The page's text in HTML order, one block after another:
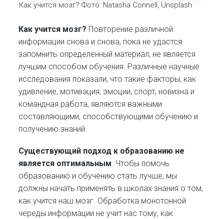
Как учится мозг? Фото: Natasha Connell, Unsplash
Как учится мозг? Повторение различной
информации снова и снова, пока не удастся
запомнить определённый материал, не является
лучшим способом обучения. Различные научные
исследования показали, что такие факторы, как
удивление, мотивация, эмоции, спорт, новизна и
командная работа, являются важными
составляющими, способствующими обучению и
получению знаний.
Существующий подход к образованию не
является оптимальным. Чтобы помочь
образованию и обучению стать лучше, мы
должны начать применять в школах знания о том,
как учится наш мозг. Обработка монотонной
череды информации не учит нас тому, как